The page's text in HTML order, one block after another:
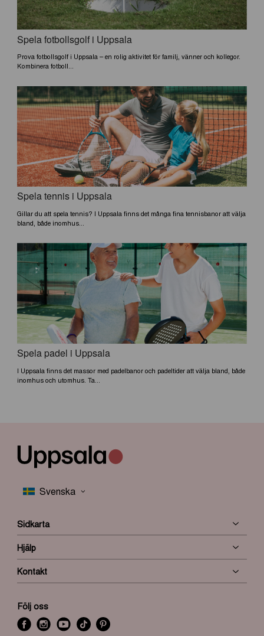
Spela fotbollsgolf i Uppsala
Prova fotbollsgolf i Uppsala – en rolig aktivitet för familj, vänner och kollegor.
Kombinera fotboll...
Spela tennis i Uppsala
Gillar du att spela tennis? I Uppsala finns det många fina tennisbanor att välja
bland, både inomhus...
Spela padel i Uppsala
I Uppsala finns det massor med padelbanor och padeltider att välja bland, både
inomhus och utomhus. Ta...
Sidkarta
Hjälp
Kontakt
Följ oss
f
i
y
t
P